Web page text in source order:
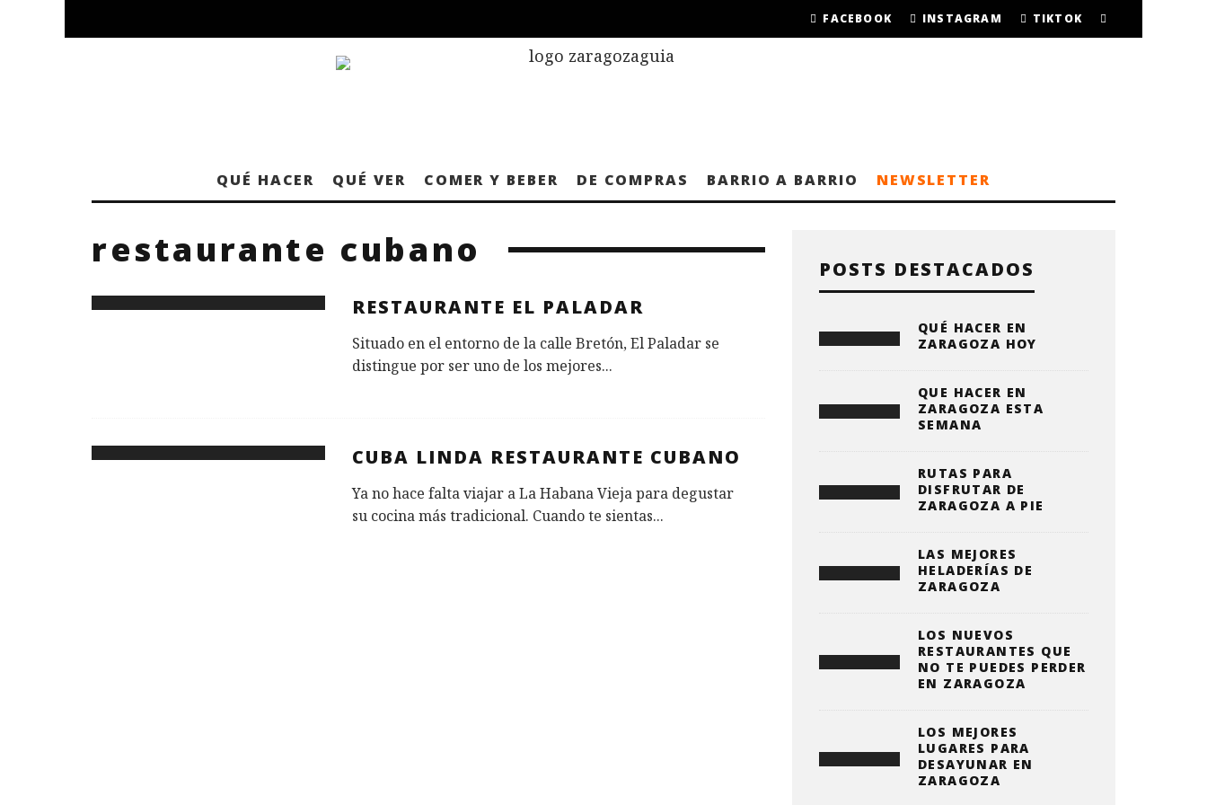
FACEBOOK INSTAGRAM TIKTOK
QUÉ HACER QUÉ VER COMER Y BEBER DE COMPRAS BARRIO A BARRIO NEWSLETTER
restaurante cubano
RESTAURANTE EL PALADAR
Situado en el entorno de la calle Bretón, El Paladar se
distingue por ser uno de los mejores...
CUBA LINDA RESTAURANTE CUBANO
Ya no hace falta viajar a La Habana Vieja para degustar
su cocina más tradicional. Cuando te sientas...
POSTS DESTACADOS
QUÉ HACER EN
ZARAGOZA HOY
QUE HACER EN
ZARAGOZA ESTA
SEMANA
RUTAS PARA
DISFRUTAR DE
ZARAGOZA A PIE
LAS MEJORES
HELADERÍAS DE
ZARAGOZA
LOS NUEVOS
RESTAURANTES QUE
NO TE PUEDES PERDER
EN ZARAGOZA
LOS MEJORES
LUGARES PARA
DESAYUNAR EN
ZARAGOZA